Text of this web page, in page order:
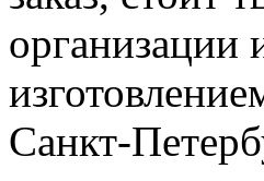
организации
Санкт-